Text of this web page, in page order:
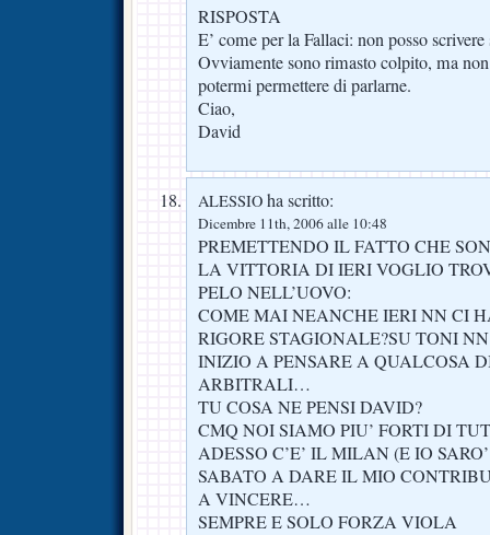
RISPOSTA
E’ come per la Fallaci: non posso
Ovviamente sono rimasto colpito, ma
potermi permettere di parlarne.
Ciao,
David
ALESSIO ha scritto:
Dicembre 11th, 2006 alle 10:48
PREMETTENDO IL FATTO CHE
LA VITTORIA DI IERI VOGLIO
PELO NELL’UOVO:
COME MAI NEANCHE IERI NN CI
RIGORE STAGIONALE?SU TONI
INIZIO A PENSARE A QUALCOSA
ARBITRALI…
TU COSA NE PENSI DAVID?
CMQ NOI SIAMO PIU’ FORTI DI
ADESSO C’E’ IL MILAN (E IO
SABATO A DARE IL MIO
A VINCERE…
SEMPRE E SOLO FORZA VIOLA